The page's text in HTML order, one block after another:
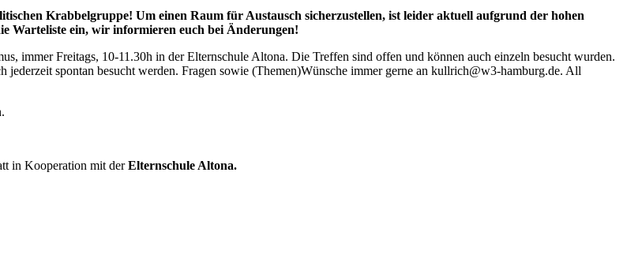
Krabbelgruppe! Um einen Raum für Austausch sicherzustellen, ist leider aktuell aufgrund der hohen
Warteliste ein, wir informieren euch bei Änderungen!
immer Freitags, 10-11.30h in der Elternschule Altona. Die Treffen sind offen und können auch einzeln besucht wurden.
spontan besucht werden. Fragen sowie (Themen)Wünsche immer gerne an kullrich@w3-hamburg.de. All
in Kooperation mit derElternschule Altona.